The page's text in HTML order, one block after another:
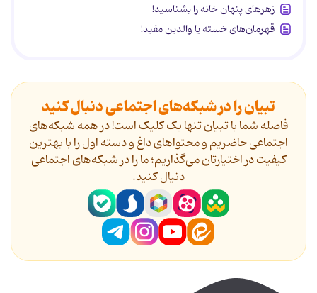
زهرهای پنهان خانه را بشناسید!
قهرمان‌های خسته یا والدین مفید!
تبیان را در شبکه‌های اجتماعی دنبال کنید
فاصله شما با تبیان تنها یک کلیک است! در همه شبکه‌های
اجتماعی حاضریم و محتواهای داغ و دسته اول را با بهترین
کیفیت در اختیارتان می‌گذاریم؛ ما را در شبکه‌های اجتماعی
دنیال کنید.